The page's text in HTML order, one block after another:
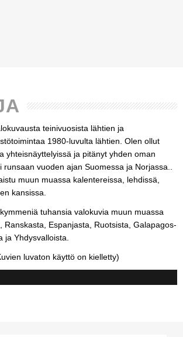
teinivuosista lähtien ja
1980-luvulta lähtien. Olen ollut
yhteisnäyttelyissä ja pitänyt yhden oman
runsaan vuoden ajan Suomessa ja Norjassa..
muun muassa kalentereissa, lehdissä,
kansissa.
tuhansia valokuvia muun muassa
Ranskasta, Espanjasta, Ruotsista, Galapagos-
ja Yhdysvalloista.
luvaton käyttö on kielletty)